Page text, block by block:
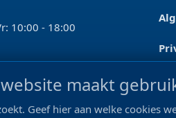
10:00 - 18:00
maakt
Geef hier aan welke cookies